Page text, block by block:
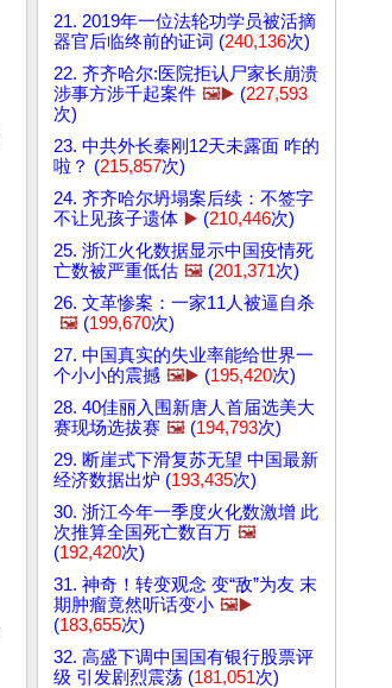
21. 2019年一位法轮功学员被活摘
器官后临终前的证词 (240,136次)
22. 齐齐哈尔:医院拒认尸家长崩溃
涉事方涉千起案件 🖼️▶️ (227,593
次)
23. 中共外长秦刚12天未露面 咋的
啦？ (215,857次)
24. 齐齐哈尔坍塌案后续：不签字
不让见孩子遗体 ▶️ (210,446次)
25. 浙江火化数据显示中国疫情死
亡数被严重低估 🖼️ (201,371次)
26. 文革惨案：一家11人被逼自杀
🖼️ (199,670次)
27. 中国真实的失业率能给世界一
个小小的震撼 🖼️▶️ (195,420次)
28. 40佳丽入围新唐人首届选美大
赛现场选拔赛 🖼️ (194,793次)
29. 断崖式下滑复苏无望 中国最新
经济数据出炉 (193,435次)
30. 浙江今年一季度火化数激增 此
次推算全国死亡数百万 🖼️
(192,420次)
31. 神奇！转变观念 变“敌”为友 末
期肿瘤竟然听话变小 🖼️▶️
(183,655次)
32. 高盛下调中国国有银行股票评
级 引发剧烈震荡 (181,051次)